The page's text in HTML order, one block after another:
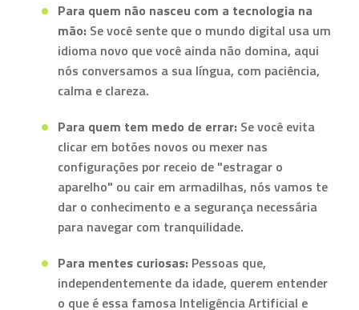
Para quem não nasceu com a tecnologia na
mão: Se você sente que o mundo digital usa um
idioma novo que você ainda não domina, aqui
nós conversamos a sua língua, com paciência,
calma e clareza.
Para quem tem medo de errar: Se você evita
clicar em botões novos ou mexer nas
configurações por receio de "estragar o
aparelho" ou cair em armadilhas, nós vamos te
dar o conhecimento e a segurança necessária
para navegar com tranquilidade.
Para mentes curiosas: Pessoas que,
independentemente da idade, querem entender
o que é essa famosa Inteligência Artificial e